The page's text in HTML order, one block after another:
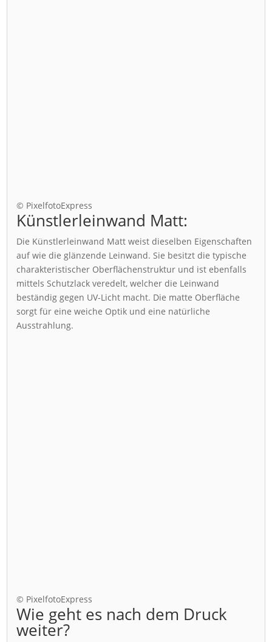
© PixelfotoExpress
Künstlerleinwand Matt:
Die Künstlerleinwand Matt weist dieselben Eigenschaften
auf wie die glänzende Leinwand. Sie besitzt die typische
charakteristischer Oberflächenstruktur und ist ebenfalls
mittels Schutzlack veredelt, welcher die Leinwand
beständig gegen UV-Licht macht. Die matte Oberfläche
sorgt für eine weiche Optik und eine natürliche
Ausstrahlung.
© PixelfotoExpress
Wie geht es nach dem Druck
weiter?